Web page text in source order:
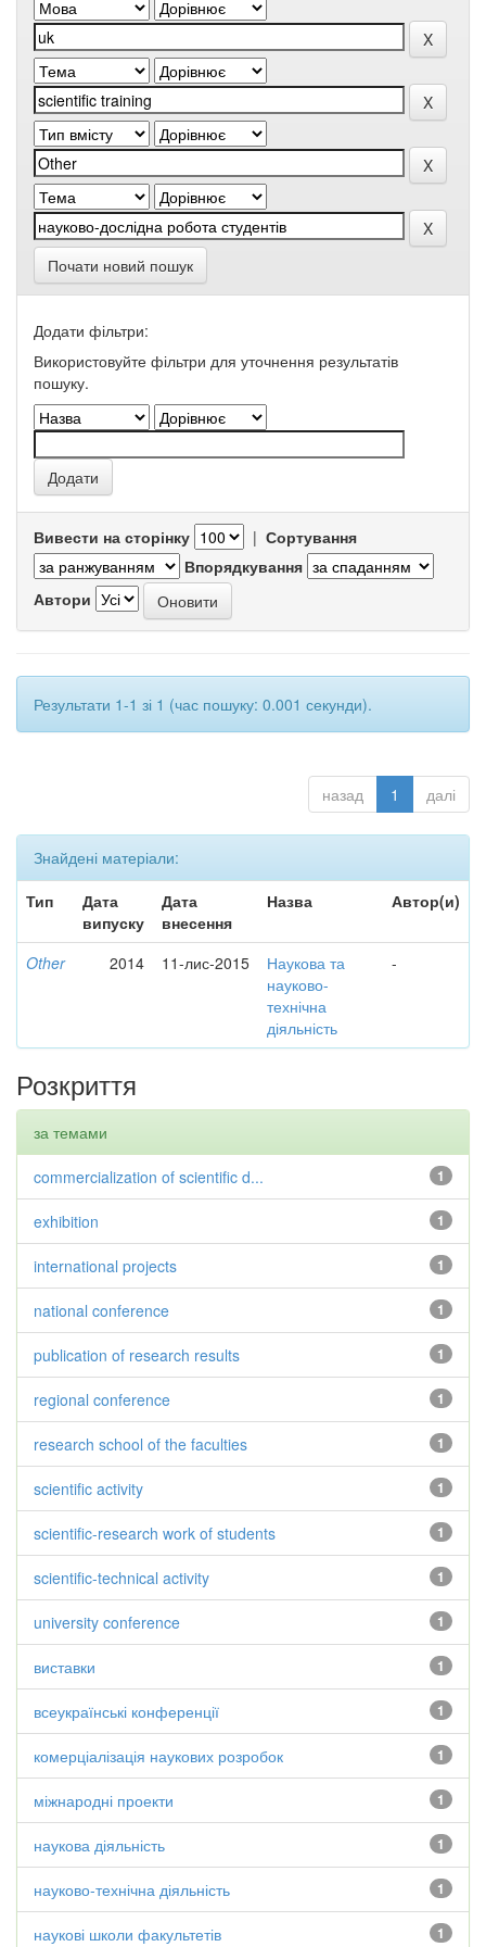
Почати новий пошук
Додати фільтри:
Використовуйте фільтри для уточнення результатів
пошуку.
Вивести на сторінку | Сортування
Впорядкування
Автори
Результати 1-1 зі 1 (час пошуку: 0.001 секунди).
назад 1 далі
Знайдені матеріали:
Тип
Дата
випуску
Дата
внесення
Назва Автор(и)
Other 2014 11-лис-2015
Наукова та
науково-
технічна
діяльність
-
Розкриття
за темами
1
commercialization of scientific d...
1
exhibition
1
international projects
1
national conference
1
publication of research results
1
regional conference
1
research school of the faculties
1
scientific activity
1
scientific-research work of students
1
scientific-technical activity
1
university conference
1
виставки
1
всеукраїнські конференції
1
комерціалізація наукових розробок
1
міжнародні проекти
1
наукова діяльність
1
науково-технічна діяльність
1
наукові школи факультетів